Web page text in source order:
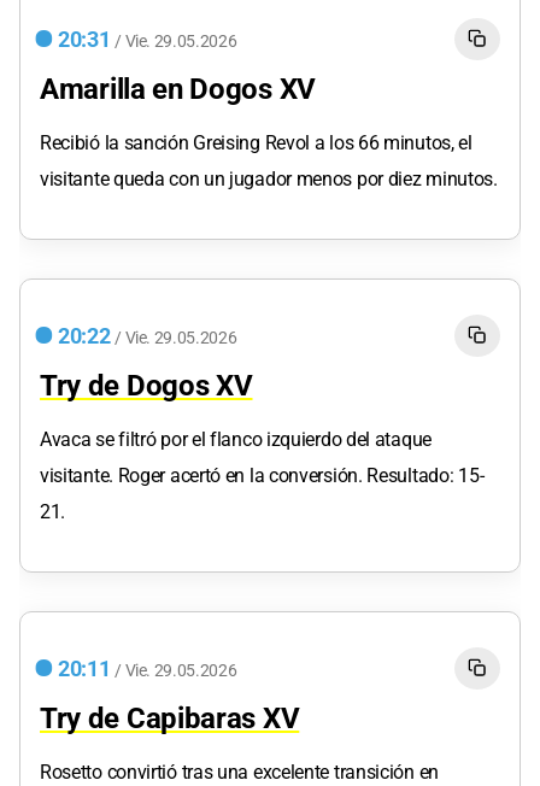
20:31 / Vie. 29.05.2026
Amarilla en Dogos XV
Recibió la sanción Greising Revol a los 66 minutos, el
visitante queda con un jugador menos por diez minutos.
20:22 / Vie. 29.05.2026
Try de Dogos XV
Avaca se filtró por el flanco izquierdo del ataque
visitante. Roger acertó en la conversión. Resultado: 15-
21.
20:11 / Vie. 29.05.2026
Try de Capibaras XV
Rosetto convirtió tras una excelente transición en